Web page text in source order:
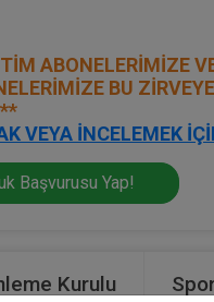
ABONELERİMİZE
BU
VEYA İNCELEMEK
Başvurusu Yap!
Kurulu